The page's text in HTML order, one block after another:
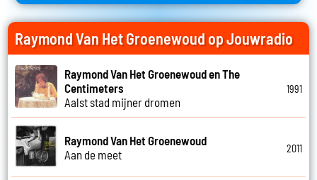
Raymond Van Het Groenewoud op Jouwradio
Raymond Van Het Groenewoud en The
Centimeters
Aalst stad mijner dromen
1991
Raymond Van Het Groenewoud
Aan de meet
2011